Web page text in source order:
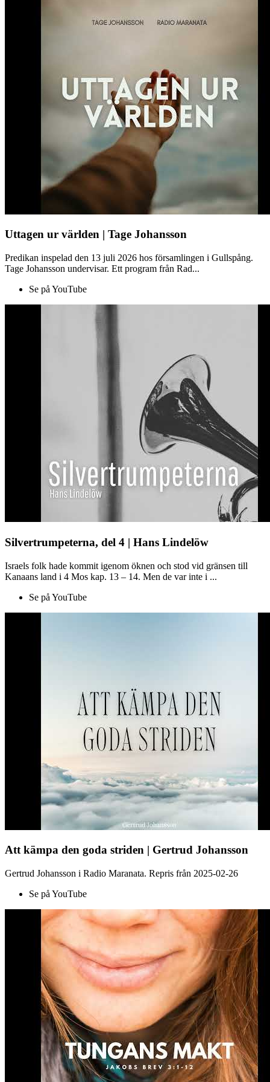
Uttagen ur världen | Tage Johansson
Predikan inspelad den 13 juli 2026 hos församlingen i Gullspång.
Tage Johansson undervisar. Ett program från Rad...
Se på YouTube
Silvertrumpeterna, del 4 | Hans Lindelöw
Israels folk hade kommit igenom öknen och stod vid gränsen till
Kanaans land i 4 Mos kap. 13 – 14. Men de var inte i ...
Se på YouTube
Att kämpa den goda striden | Gertrud Johansson
Gertrud Johansson i Radio Maranata. Repris från 2025-02-26
Se på YouTube